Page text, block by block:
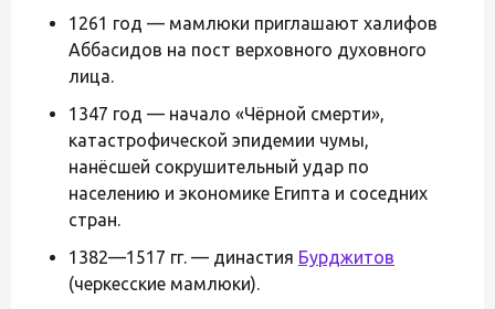
1261 год — мамлюки приглашают халифов
Аббасидов на пост верховного духовного
лица.
1347 год — начало «Чёрной смерти»,
катастрофической эпидемии чумы,
нанёсшей сокрушительный удар по
населению и экономике Египта и соседних
стран.
1382—1517 гг. — династия Бурджитов
(черкесские мамлюки).